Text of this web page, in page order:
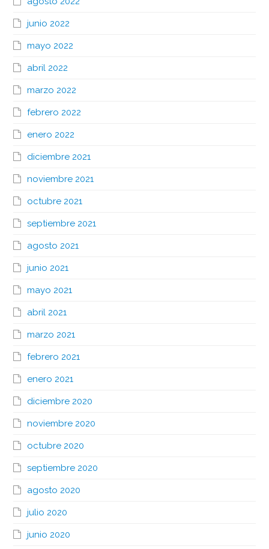
junio 2022
mayo 2022
abril 2022
marzo 2022
febrero 2022
enero 2022
diciembre 2021
noviembre 2021
octubre 2021
septiembre 2021
agosto 2021
junio 2021
mayo 2021
abril 2021
marzo 2021
febrero 2021
enero 2021
diciembre 2020
noviembre 2020
octubre 2020
septiembre 2020
agosto 2020
julio 2020
junio 2020